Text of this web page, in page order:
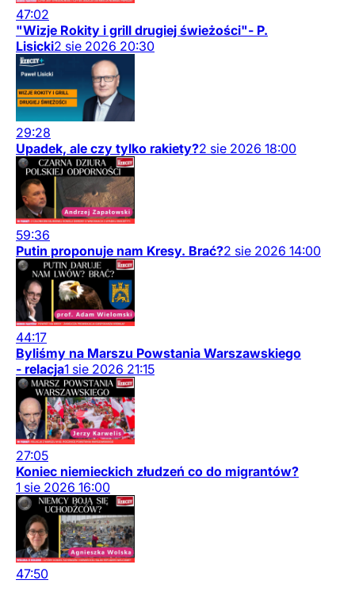
47:02
"Wizje Rokity i grill drugiej świeżości"- P.
Lisicki2 sie 2026 20:30
29:28
Upadek, ale czy tylko rakiety?2 sie 2026 18:00
59:36
Putin proponuje nam Kresy. Brać?2 sie 2026 14:00
44:17
Byliśmy na Marszu Powstania Warszawskiego
- relacja1 sie 2026 21:15
27:05
Koniec niemieckich złudzeń co do migrantów?
1 sie 2026 16:00
47:50